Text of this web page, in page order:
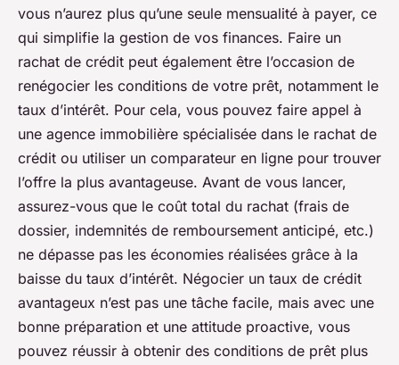
vous n’aurez plus qu’une seule mensualité à payer, ce
qui simplifie la gestion de vos finances. Faire un
rachat de crédit peut également être l’occasion de
renégocier les conditions de votre prêt, notamment le
taux d’intérêt. Pour cela, vous pouvez faire appel à
une agence immobilière spécialisée dans le rachat de
crédit ou utiliser un comparateur en ligne pour trouver
l’offre la plus avantageuse. Avant de vous lancer,
assurez-vous que le coût total du rachat (frais de
dossier, indemnités de remboursement anticipé, etc.)
ne dépasse pas les économies réalisées grâce à la
baisse du taux d’intérêt. Négocier un taux de crédit
avantageux n’est pas une tâche facile, mais avec une
bonne préparation et une attitude proactive, vous
pouvez réussir à obtenir des conditions de prêt plus